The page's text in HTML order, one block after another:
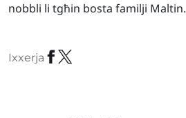
nobbli li tgħin bosta familji Maltin.
Ixxerja